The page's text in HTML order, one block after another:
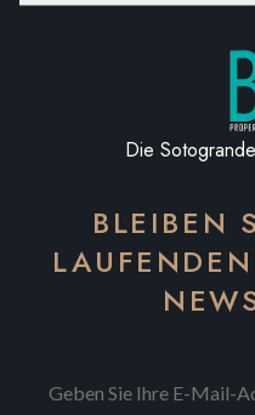
Die
BLEIBEN